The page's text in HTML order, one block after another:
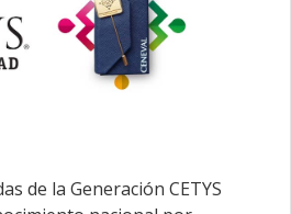
de la Generación CETYS